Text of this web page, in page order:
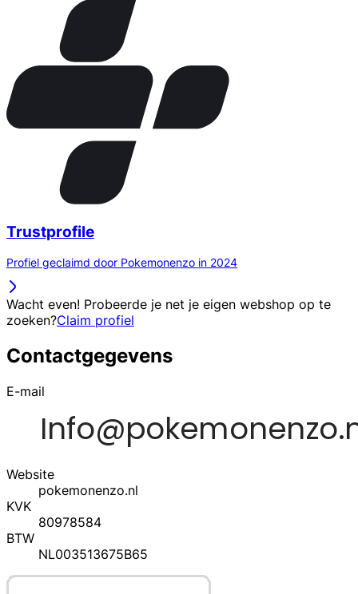
Trustprofile
Profiel geclaimd door Pokemonenzo in 2024
Wacht even! Probeerde je net je eigen webshop op te
zoeken?Claim profiel
Contactgegevens
E-mail
Website
pokemonenzo.nl
KVK
80978584
BTW
NL003513675B65